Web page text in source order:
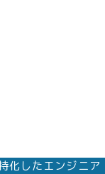
化したエンジニア